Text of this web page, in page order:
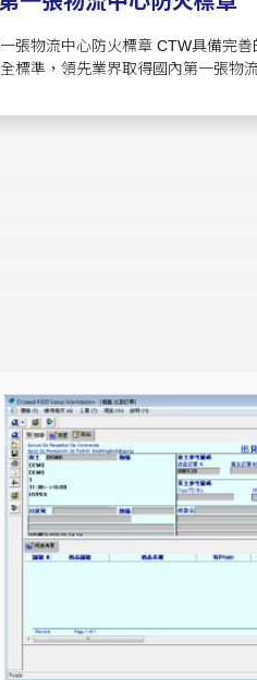
張物流中心防火標章 CTW具備完
標準，領先業界取得國內第一張物